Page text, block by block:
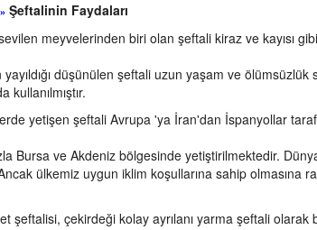
» Şeftalinin Faydaları
meyvelerinden biri olan şeftali kiraz ve kayısı
düşünülen şeftali uzun yaşam ve
kullanılmıştır.
yetişen şeftali Avrupa 'ya İran'dan İspanyollar
Bursa ve Akdeniz bölgesinde yetiştirilmektedir.
ülkemiz uygun iklim koşullarına sahip olmasına
et şeftalisi, çekirdeği kolay ayrılanı yarma şeftali